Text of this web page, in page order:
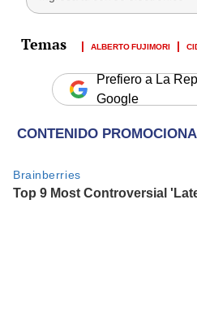
ALBERTO FUJIMORI
Prefiero a La
Google